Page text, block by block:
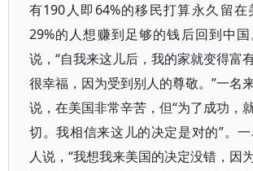
有190人即64%的移民打算永久留在
29%的人想赚到足够的钱后回到中
说，“自我来这儿后，我的家就变得富
很幸福，因为受到别人的尊敬。”一名
说，在美国非常辛苦，但“为了成功，
切。我相信来这儿的决定是对的”。
人说，“我想我来美国的决定没错，因